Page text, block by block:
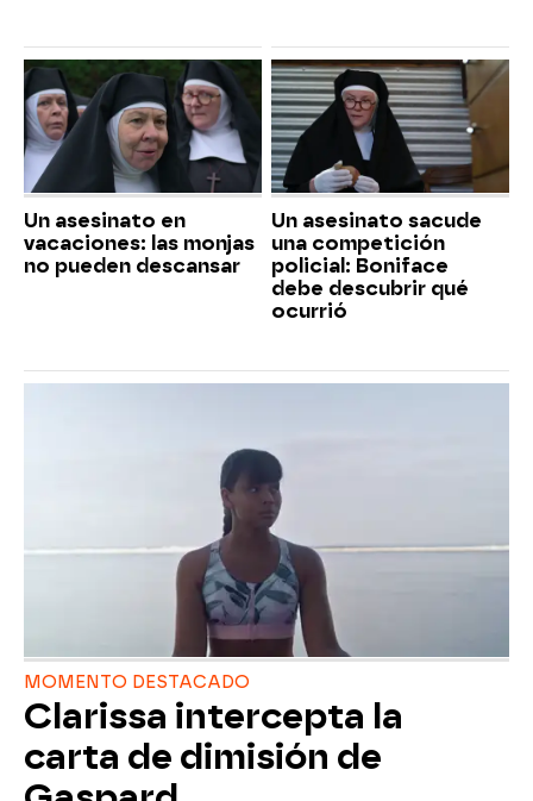
Un asesinato en
vacaciones: las monjas
no pueden descansar
Un asesinato sacude
una competición
policial: Boniface
debe descubrir qué
ocurrió
MOMENTO DESTACADO
Clarissa intercepta la
carta de dimisión de